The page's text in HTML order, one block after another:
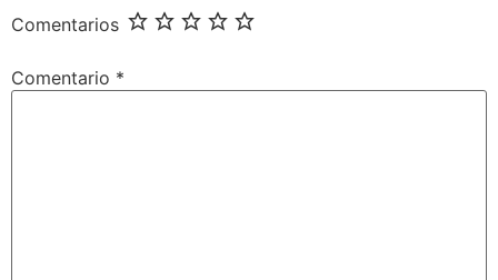
Comentarios
Comentario *